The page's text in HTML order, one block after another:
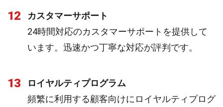
12
カスタマーサポート
24時間対応のカスタマーサポートを提供して
います。迅速かつ丁寧な対応が評判です。
13
ロイヤルティプログラム
頻繁に利用する顧客向けにロイヤルティプログ